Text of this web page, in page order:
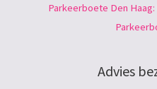
Parkeerboete Den
Advies